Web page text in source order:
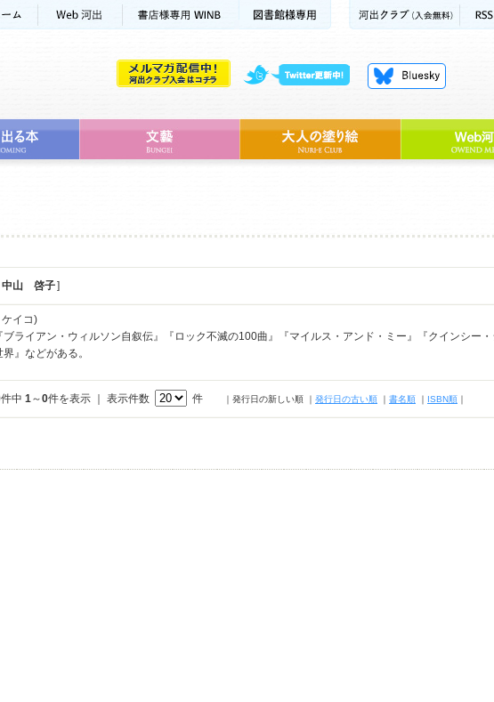
中山 啓子]
イコ)
ライアン・ウィルソン自叙伝』『ロック不滅の100曲』『マイルス・アンド・ミー』『クインシー・
』などがある。
件中 1～0件を表示 ｜ 表示件数 件 ｜発行日の新しい順 ｜ 発行日の古い順 ｜ 書名順 ｜ ISBN順 ｜